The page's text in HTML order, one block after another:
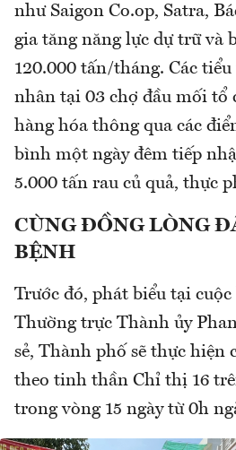
như Saigon Co.op, Satra,
gia tăng năng lực dự trữ và
120.000 tấn/tháng. Các
nhân tại 03 chợ đầu mối tổ
hàng hóa thông qua các
bình một ngày đêm tiếp
5.000 tấn rau củ quả, thực
CÙNG ĐỒNG LÒNG
BỆNH
Trước đó, phát biểu tại
Thường trực Thành ủy
sẻ, Thành phố sẽ thực hiện
theo tinh thần Chỉ thị 16
trong vòng 15 ngày từ 0h